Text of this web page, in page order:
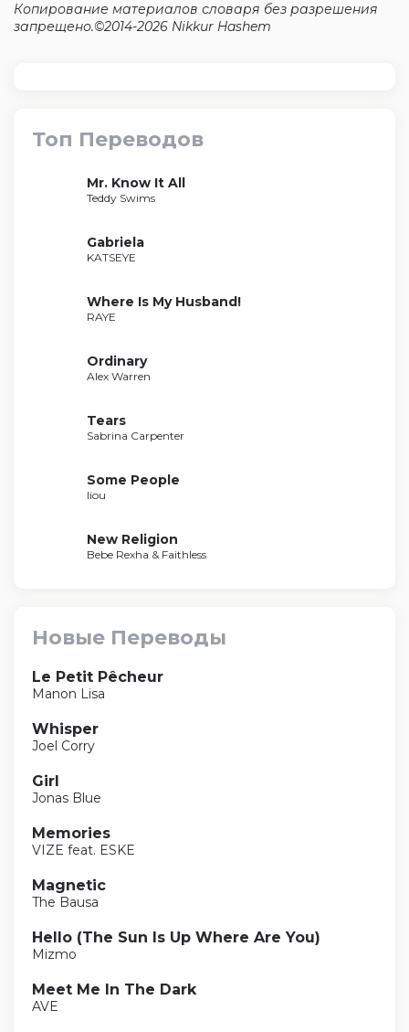
Копирование материалов словаря без разрешения
запрещено.©2014-2026 Nikkur Hashem
Топ Переводов
Mr. Know It All
Teddy Swims
Gabriela
KATSEYE
Where Is My Husband!
RAYE
Ordinary
Alex Warren
Tears
Sabrina Carpenter
Some People
liou
New Religion
Bebe Rexha & Faithless
Новые Переводы
Le Petit Pêcheur
Manon Lisa
Whisper
Joel Corry
Girl
Jonas Blue
Memories
VIZE feat. ESKE
Magnetic
The Bausa
Hello (The Sun Is Up Where Are You)
Mizmo
Meet Me In The Dark
AVE